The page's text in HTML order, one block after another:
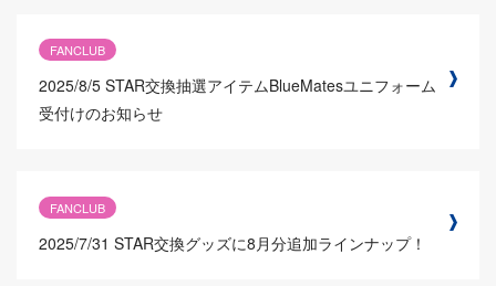
FANCLUB
2025/8/5 STAR交換抽選アイテムBlueMatesユニフォーム
受付けのお知らせ
FANCLUB
2025/7/31 STAR交換グッズに8月分追加ラインナップ！